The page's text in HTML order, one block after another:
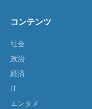
コンテンツ
社会
政治
経済
IT
エンタメ